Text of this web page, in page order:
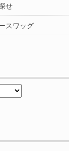
せ
スワッグ